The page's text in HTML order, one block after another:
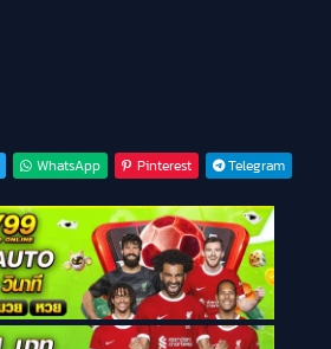
WhatsApp Pinterest Telegram